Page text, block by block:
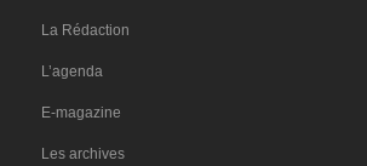
La Rédaction
L’agenda
E-magazine
Les archives